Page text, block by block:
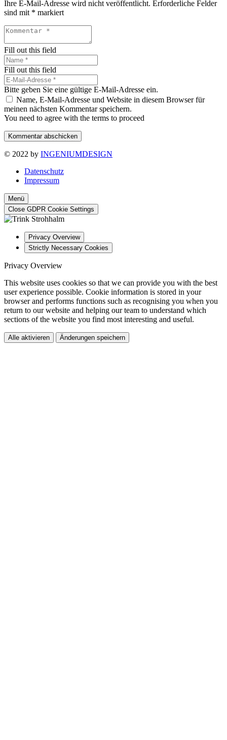
Ihre E-Mail-Adresse wird nicht veröffentlicht. Erforderliche Felder
sind mit * markiert
Fill out this field
Fill out this field
Bitte geben Sie eine gültige E-Mail-Adresse ein.
Name, E-Mail-Adresse und Website in diesem Browser für
meinen nächsten Kommentar speichern.
You need to agree with the terms to proceed
Kommentar abschicken
© 2022 by INGENIUMDESIGN
Datenschutz
Impressum
Menü
Close GDPR Cookie Settings
Privacy Overview
Strictly Necessary Cookies
Privacy Overview
This website uses cookies so that we can provide you with the best
user experience possible. Cookie information is stored in your
browser and performs functions such as recognising you when you
return to our website and helping our team to understand which
sections of the website you find most interesting and useful.
Alle aktivieren Änderungen speichern